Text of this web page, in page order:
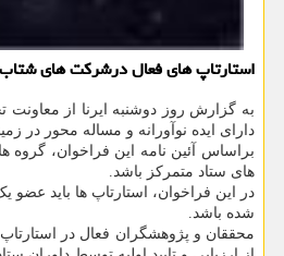
استارتاپ های فعال درشرکت های شتاب دهنده و تولیدکننده محصولات و خدمات
به گزارش روز دوشنبه ایرنا از معاونت
دارای ایده نوآورانه و مساله محور در
براساس آئین نامه این فراخوان،
های ستاد متمرکز باشد.
شده باشد.